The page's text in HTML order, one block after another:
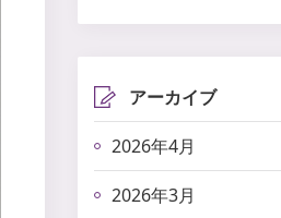
アーカイブ
2026年4月
2026年3月